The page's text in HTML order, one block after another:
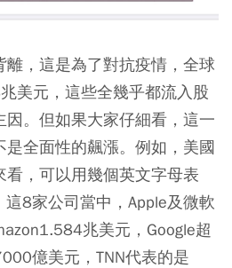
，這是為了對抗疫情，全球
美元，這些全幾乎都流入股
。但如果大家仔細看，這一
是全面性的飆漲。例如，美國
看，可以用幾個英文字母表
這8家公司當中，Apple及微軟
兆美元，Google超
億美元，TNN代表的是